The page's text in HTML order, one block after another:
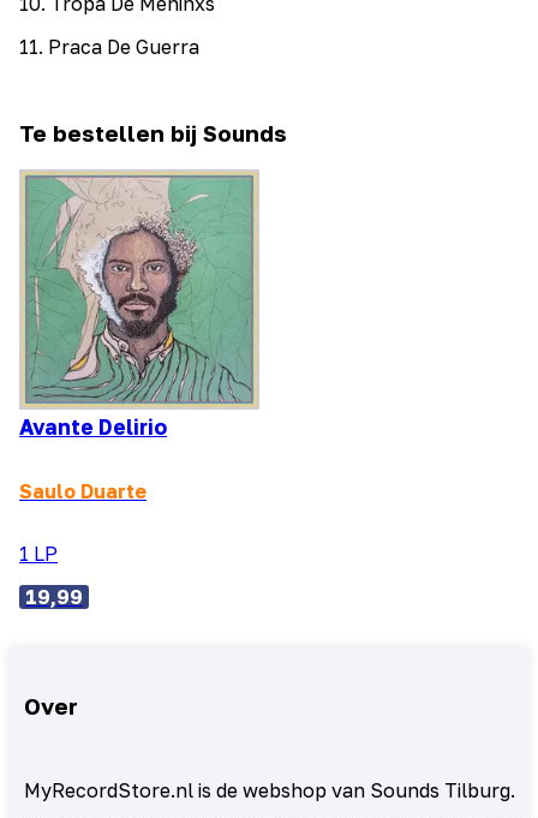
11. Praca De Guerra
Te bestellen bij Sounds
Avante Delirio
Saulo Duarte
1 LP
19,99
Over
MyRecordStore.nl is de webshop van Sounds Tilburg.